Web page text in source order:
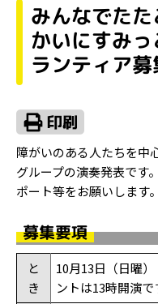
みんなでた
かいにすみ
ランティア募
障がいのある人たちを中
グループの演奏発表です
ポート等をお願いします。
募集要項
と
き
10月13日（日曜
ントは13時開演で